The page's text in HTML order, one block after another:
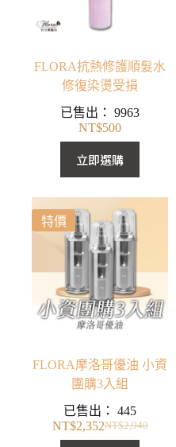
FLORA抗熱修護順髮水
修復染燙受損
已售出：9963
NT$500
立即選購
特價
FLORA摩洛哥優油 小資
團購3入組
已售出：445
NT$2,940
NT$2,352